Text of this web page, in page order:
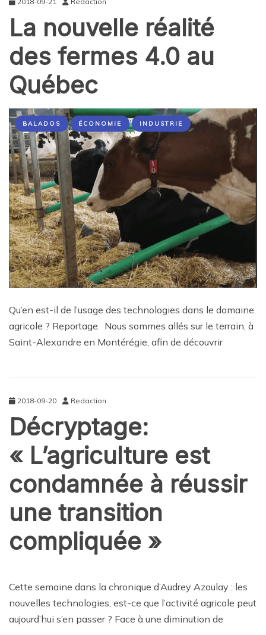
La nouvelle réalité
des fermes 4.0 au
Québec
BALADOS ÉCONOMIE INDUSTRIE
Qu’en est-il de l’usage des technologies dans le domaine
agricole ? Reportage. Nous sommes allés sur le terrain, à
Saint-Alexandre en Montérégie, afin de découvrir
2018-09-20 Redaction
Décryptage:
« L’agriculture est
condamnée à réussir
une transition
compliquée »
Cette semaine dans la chronique d’Audrey Azoulay : les
nouvelles technologies, est-ce que l’activité agricole peut
aujourd’hui s’en passer ? Face à une diminution de